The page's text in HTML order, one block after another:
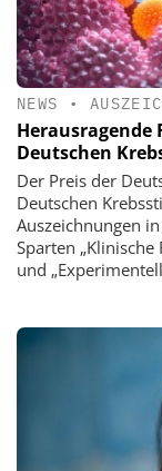
NEWS •
Herausragende
Deutschen
Der Preis der
Deutschen
Auszeichnungen
Sparten „Klinische
und